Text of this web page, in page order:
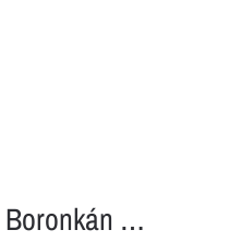
Boronkán …